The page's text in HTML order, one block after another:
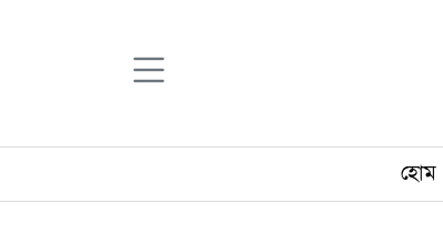
হোম